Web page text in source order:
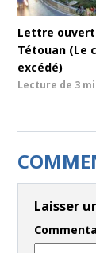
Lettre
Tétouan (Le
excédé)
Lecture de 3
Laisser